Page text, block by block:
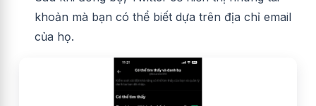
khoản mà bạn có thể biết dựa trên địa chỉ email
của họ.